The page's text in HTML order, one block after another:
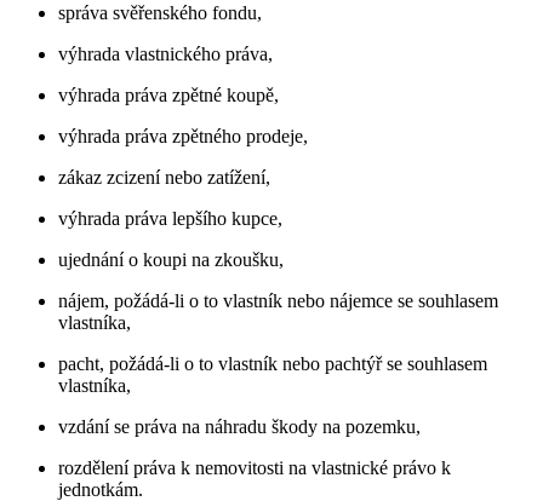
správa svěřenského fondu,
výhrada vlastnického práva,
výhrada práva zpětné koupě,
výhrada práva zpětného prodeje,
zákaz zcizení nebo zatížení,
výhrada práva lepšího kupce,
ujednání o koupi na zkoušku,
nájem, požádá-li o to vlastník nebo nájemce se souhlasem
vlastníka,
pacht, požádá-li o to vlastník nebo pachtýř se souhlasem
vlastníka,
vzdání se práva na náhradu škody na pozemku,
rozdělení práva k nemovitosti na vlastnické právo k
jednotkám.